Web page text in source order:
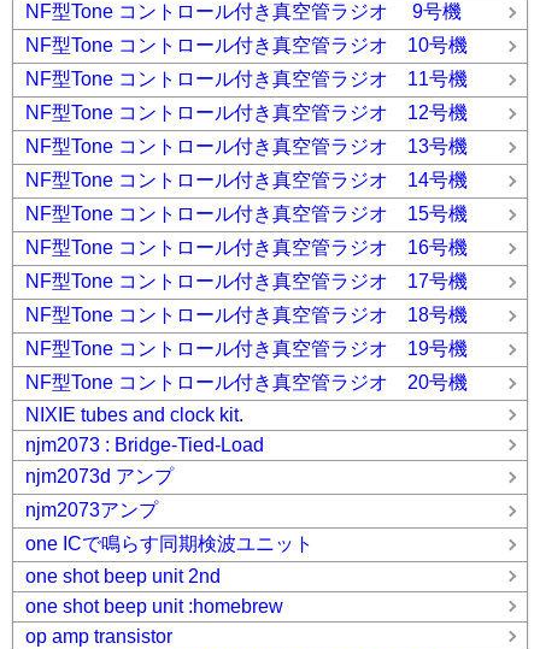
NF型Tone コントロール付き真空管ラジオ 9号機
NF型Tone コントロール付き真空管ラジオ 10号機
NF型Tone コントロール付き真空管ラジオ 11号機
NF型Tone コントロール付き真空管ラジオ 12号機
NF型Tone コントロール付き真空管ラジオ 13号機
NF型Tone コントロール付き真空管ラジオ 14号機
NF型Tone コントロール付き真空管ラジオ 15号機
NF型Tone コントロール付き真空管ラジオ 16号機
NF型Tone コントロール付き真空管ラジオ 17号機
NF型Tone コントロール付き真空管ラジオ 18号機
NF型Tone コントロール付き真空管ラジオ 19号機
NF型Tone コントロール付き真空管ラジオ 20号機
NIXIE tubes and clock kit.
njm2073 : Bridge-Tied-Load
njm2073d アンプ
njm2073アンプ
one ICで鳴らす同期検波ユニット
one shot beep unit 2nd
one shot beep unit :homebrew
op amp transistor